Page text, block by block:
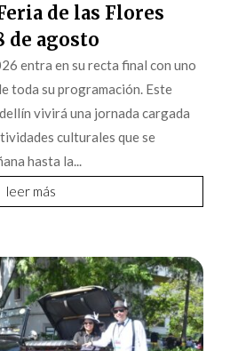
de las Flores
de agosto
entra en su recta final con uno
toda su programación. Este
vivirá una jornada cargada
culturales que se
hasta la...
leer más